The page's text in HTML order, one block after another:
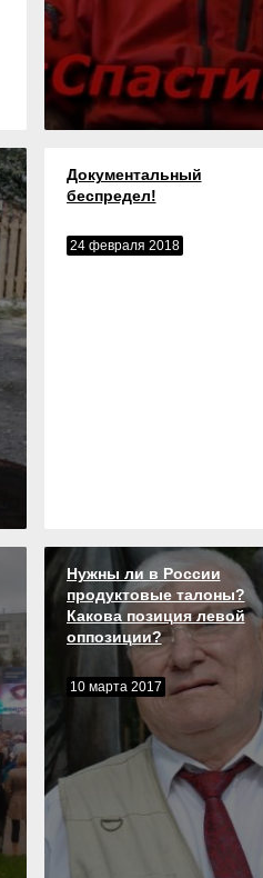
Документальный
беспредел!
24 февраля 2018
Нужны ли в России
продуктовые талоны?
Какова позиция левой
оппозиции?
10 марта 2017